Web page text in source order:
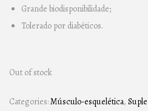
Grande biodisponibilidade;
Tolerado por diabéticos.
Out of stock
Categories:Músculo-esquelética,